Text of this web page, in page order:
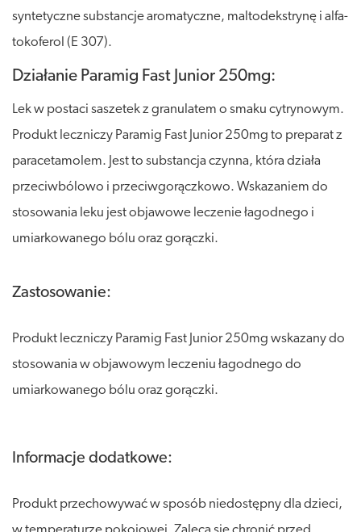
syntetyczne substancje aromatyczne, maltodekstrynę i alfa-
tokoferol (E 307).
Działanie Paramig Fast Junior 250mg:
Lek w postaci saszetek z granulatem o smaku cytrynowym.
Produkt leczniczy Paramig Fast Junior 250mg to preparat z
paracetamolem. Jest to substancja czynna, która działa
przeciwbólowo i przeciwgorączkowo. Wskazaniem do
stosowania leku jest objawowe leczenie łagodnego i
umiarkowanego bólu oraz gorączki.
Zastosowanie:
Produkt leczniczy Paramig Fast Junior 250mg wskazany do
stosowania w objawowym leczeniu łagodnego do
umiarkowanego bólu oraz gorączki.
Informacje dodatkowe:
Produkt przechowywać w sposób niedostępny dla dzieci,